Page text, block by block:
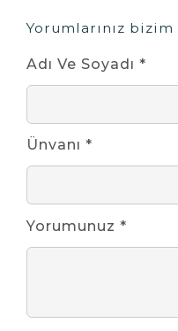
Yorumlarınız
Adı Ve Soyadı *
Ünvanı *
Yorumunuz *